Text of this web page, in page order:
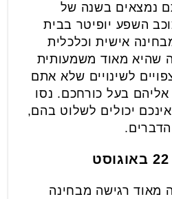
נמצאים בשנה של
השפע יופיטר בבית
אישית וכלכלית
שהיא מאוד משמעותית
לשינויים שלא אתם
בעל כורחכם. נסו
יכולים לשלוט בהם,
מאוד רגישה מבחינה